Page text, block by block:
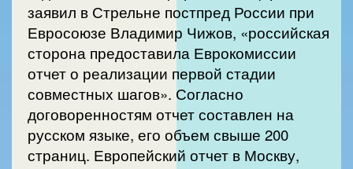
заявил в Стрельне постпред России при
Евросоюзе Владимир Чижов, «российская
сторона предоставила Еврокомиссии
отчет о реализации первой стадии
совместных шагов». Согласно
договоренностям отчет составлен на
русском языке, его объем свыше 200
страниц. Европейский отчет в Москву,